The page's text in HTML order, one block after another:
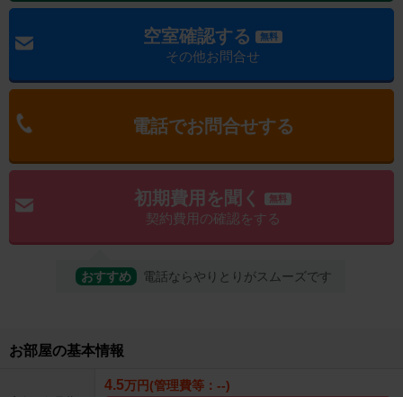
空室確認する 無料
その他お問合せ
電話でお問合せする
初期費用を聞く 無料
契約費用の確認をする
おすすめ 電話ならやりとりがスムーズです
お部屋の基本情報
4.5万円(管理費等：--)